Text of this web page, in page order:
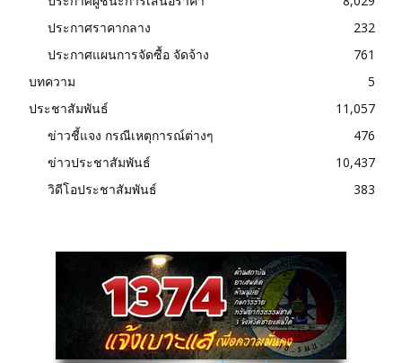
ประกาศราคากลาง
232
ประกาศแผนการจัดซื้อ จัดจ้าง
761
บทความ
5
ประชาสัมพันธ์
11,057
ข่าวชี้แจง กรณีเหตุการณ์ต่างๆ
476
ข่าวประชาสัมพันธ์
10,437
วิดีโอประชาสัมพันธ์
383